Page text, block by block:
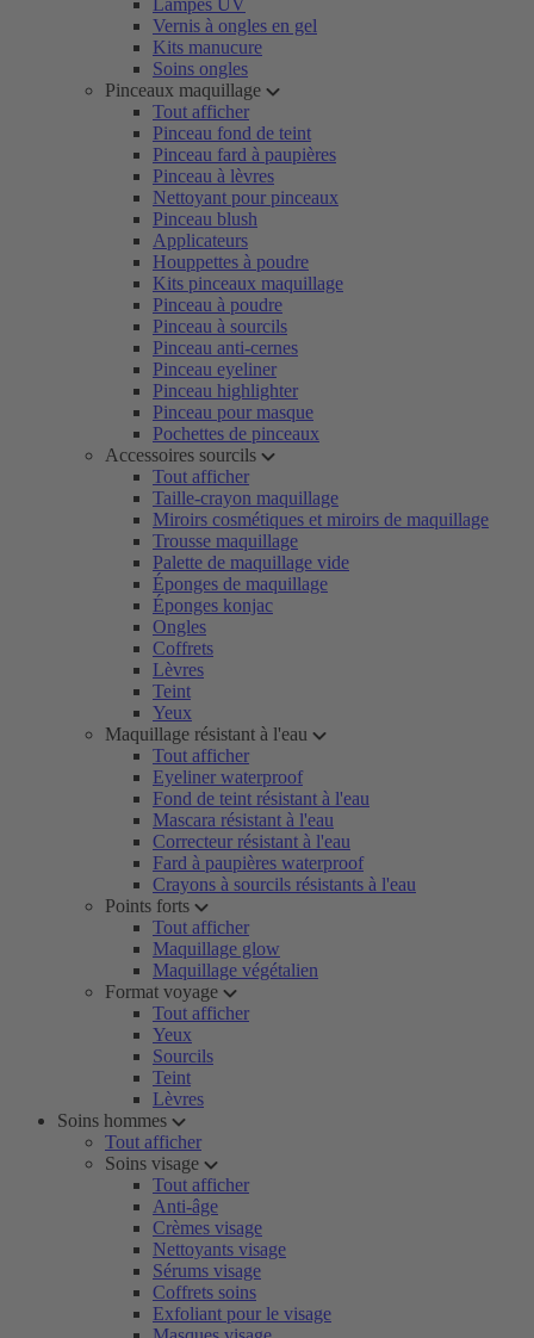
Lampes UV
Vernis à ongles en gel
Kits manucure
Soins ongles
Pinceaux maquillage
Tout afficher
Pinceau fond de teint
Pinceau fard à paupières
Pinceau à lèvres
Nettoyant pour pinceaux
Pinceau blush
Applicateurs
Houppettes à poudre
Kits pinceaux maquillage
Pinceau à poudre
Pinceau à sourcils
Pinceau anti-cernes
Pinceau eyeliner
Pinceau highlighter
Pinceau pour masque
Pochettes de pinceaux
Accessoires sourcils
Tout afficher
Taille-crayon maquillage
Miroirs cosmétiques et miroirs de maquillage
Trousse maquillage
Palette de maquillage vide
Éponges de maquillage
Éponges konjac
Ongles
Coffrets
Lèvres
Teint
Yeux
Maquillage résistant à l'eau
Tout afficher
Eyeliner waterproof
Fond de teint résistant à l'eau
Mascara résistant à l'eau
Correcteur résistant à l'eau
Fard à paupières waterproof
Crayons à sourcils résistants à l'eau
Points forts
Tout afficher
Maquillage glow
Maquillage végétalien
Format voyage
Tout afficher
Yeux
Sourcils
Teint
Lèvres
Soins hommes
Tout afficher
Soins visage
Tout afficher
Anti-âge
Crèmes visage
Nettoyants visage
Sérums visage
Coffrets soins
Exfoliant pour le visage